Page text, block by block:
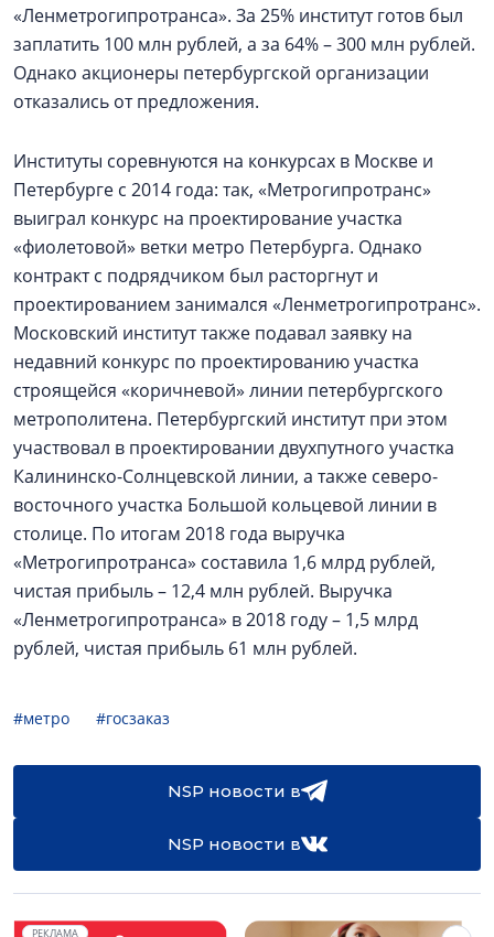
«Ленметрогипротранса». За 25% институт готов был
заплатить 100 млн рублей, а за 64% – 300 млн рублей.
Однако акционеры петербургской организации
отказались от предложения.
Институты соревнуются на конкурсах в Москве и
Петербурге с 2014 года: так, «Метрогипротранс»
выиграл конкурс на проектирование участка
«фиолетовой» ветки метро Петербурга. Однако
контракт с подрядчиком был расторгнут и
проектированием занимался «Ленметрогипротранс».
Московский институт также подавал заявку на
недавний конкурс по проектированию участка
строящейся «коричневой» линии петербургского
метрополитена. Петербургский институт при этом
участвовал в проектировании двухпутного участка
Калининско-Солнцевской линии, а также северо-
восточного участка Большой кольцевой линии в
столице. По итогам 2018 года выручка
«Метрогипротранса» составила 1,6 млрд рублей,
чистая прибыль – 12,4 млн рублей. Выручка
«Ленметрогипротранса» в 2018 году – 1,5 млрд
рублей, чистая прибыль 61 млн рублей.
#метро #госзаказ
NSP новости в
NSP новости в
РЕКЛАМА